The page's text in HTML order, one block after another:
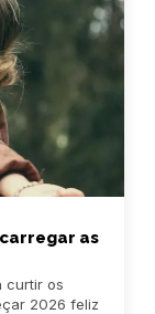
as
curtir os
2026 feliz